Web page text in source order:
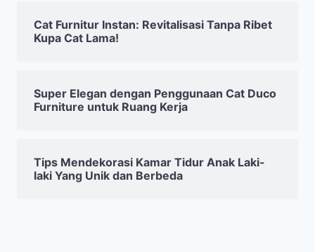
Cat Furnitur Instan: Revitalisasi Tanpa Ribet
Kupa Cat Lama!
Super Elegan dengan Penggunaan Cat Duco
Furniture untuk Ruang Kerja
Tips Mendekorasi Kamar Tidur Anak Laki-
laki Yang Unik dan Berbeda